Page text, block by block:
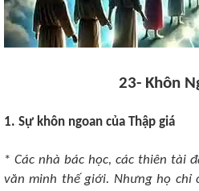
23- Khôn
1. Sự khôn ngoan của Thập giá
* Các nhà bác học, các thiên tài
văn minh thế giới. Nhưng họ chỉ